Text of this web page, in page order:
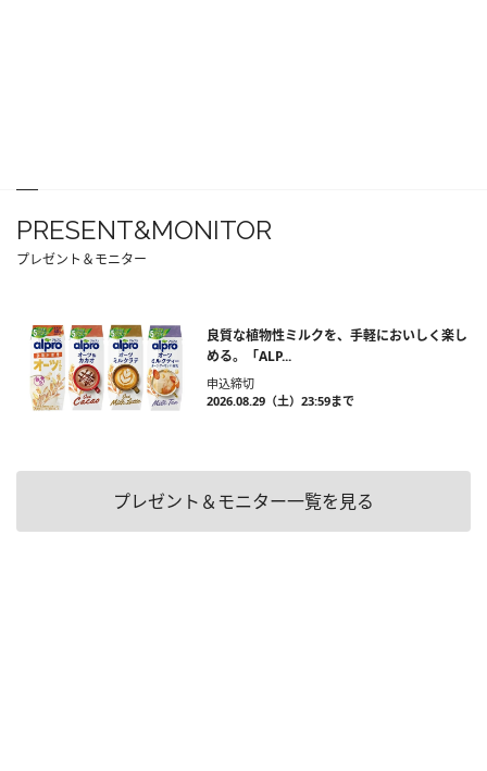
PRESENT&MONITOR
プレゼント＆モニター
良質な植物性ミルクを、手軽においしく楽し
める。「ALP...
申込締切
2026.08.29（土）23:59まで
プレゼント＆モニター一覧を見る